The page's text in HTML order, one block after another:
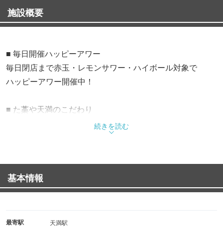
施設概要
■ 毎日開催ハッピーアワー
毎日閉店まで赤玉・レモンサワー・ハイボール対象で
ハッピーアワー開催中！
■ た藁や天満のこだわり
本場高知仕込みの豪快な藁焼きが名物
大衆居酒屋ならではのお酒が進む料理の数々・・
【宴会コース絶賛受付中】秋の歓送会・送迎会…
飲み放題付き3,500円〜 予算別にご用意◎
最大40名までの貸切も可能！
天満・扇町エリアで藁焼き・日本酒・ハイボール・大衆居
続きを読む
基本情報
最寄駅 天満駅